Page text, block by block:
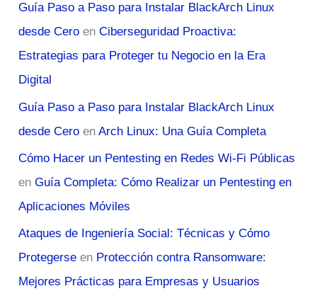
Guía Paso a Paso para Instalar BlackArch Linux
desde Cero enCiberseguridad Proactiva:
Estrategias para Proteger tu Negocio en la Era
Digital
Guía Paso a Paso para Instalar BlackArch Linux
desde Cero enArch Linux: Una Guía Completa
Cómo Hacer un Pentesting en Redes Wi-Fi Públicas
enGuía Completa: Cómo Realizar un Pentesting en
Aplicaciones Móviles
Ataques de Ingeniería Social: Técnicas y Cómo
Protegerse en Protección contra Ransomware:
Mejores Prácticas para Empresas y Usuarios